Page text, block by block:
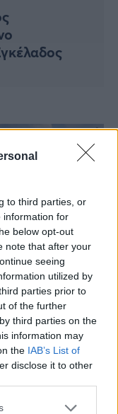
to third parties, or
information for
below opt-out
note that after your
seeing
utilized by
parties prior to
of the further
third parties on the
information may
the IAB’s List of
disclose it to other
«Αυτά τα
στη